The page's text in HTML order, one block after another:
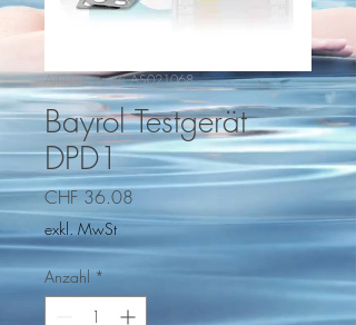
Artikelnummer: AS021068
Bayrol Testgerät
DPD1
CHF 36.08Preis
exkl. MwSt
Anzahl *